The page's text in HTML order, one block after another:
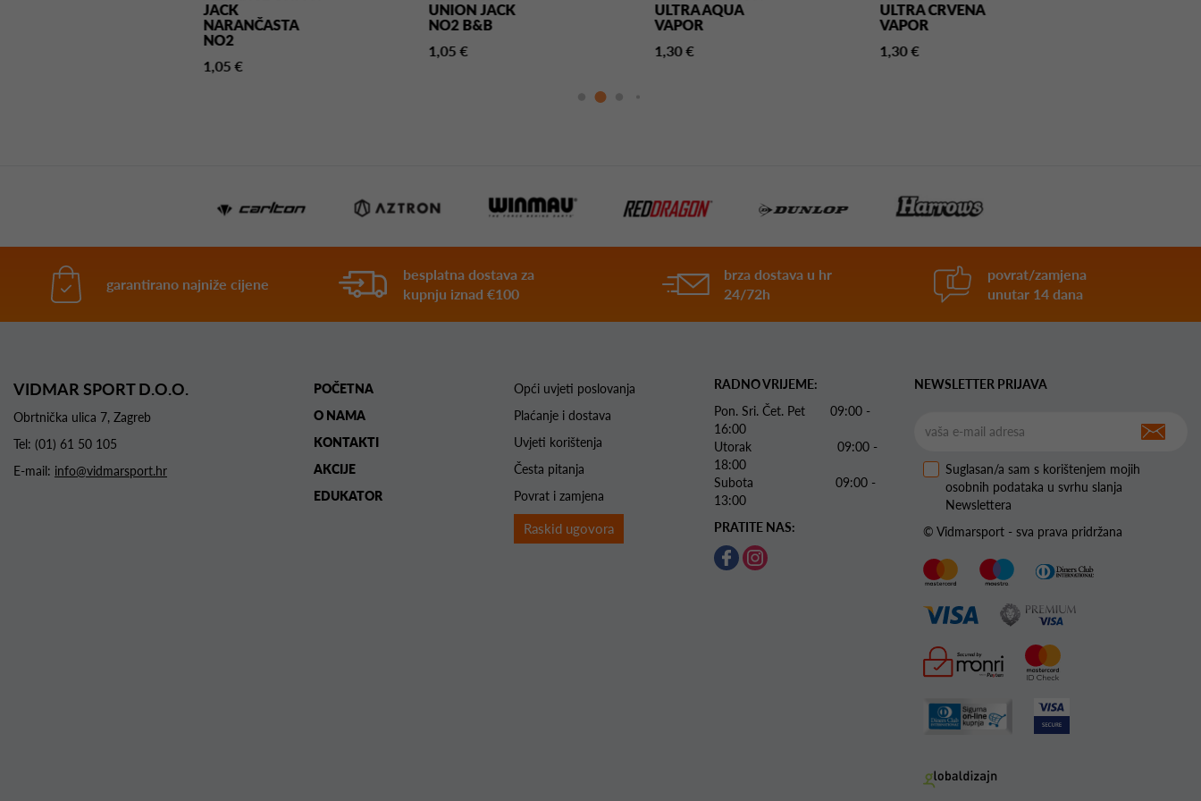
JACK
NARANČASTA
NO2
1,05 €
UNION JACK
NO2 B&B
1,05 €
ULTRA AQUA
VAPOR
1,30 €
ULTRA CRVENA
VAPOR
1,30 €
garantirano najniže cijene
besplatna dostava za
kupnju iznad €100
brza dostava u hr
24/72h
povrat/zamjena
unutar 14 dana
VIDMAR SPORT D.O.O.
Obrtnička ulica 7, Zagreb
Tel: (01) 61 50 105
E-mail: info@vidmarsport.hr
POČETNA
O NAMA
KONTAKTI
AKCIJE
EDUKATOR
Opći uvjeti poslovanja
Plaćanje i dostava
Uvjeti korištenja
Česta pitanja
Povrat i zamjena
Raskid ugovora
RADNO VRIJEME:
Pon. Sri. Čet. Pet 09:00 -
16:00
Utorak 09:00 -
18:00
Subota 09:00 -
13:00
PRATITE NAS:
NEWSLETTER PRIJAVA
Suglasan/a sam s korištenjem mojih
osobnih podataka u svrhu slanja
Newslettera
© Vidmarsport - sva prava pridržana